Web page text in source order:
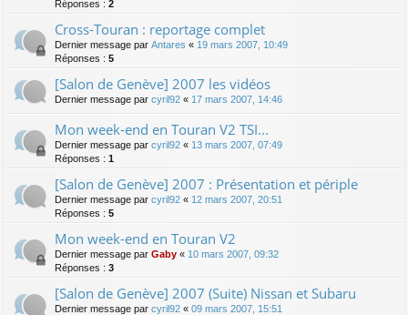
Réponses : 2
Cross-Touran : reportage complet
Dernier message par Antares « 19 mars 2007, 10:49
Réponses : 5
[Salon de Genève] 2007 les vidéos
Dernier message par cyril92 « 17 mars 2007, 14:46
Mon week-end en Touran V2 TSI...
Dernier message par cyril92 « 13 mars 2007, 07:49
Réponses : 1
[Salon de Genève] 2007 : Présentation et périple
Dernier message par cyril92 « 12 mars 2007, 20:51
Réponses : 5
Mon week-end en Touran V2
Dernier message par Gaby « 10 mars 2007, 09:32
Réponses : 3
[Salon de Genève] 2007 (Suite) Nissan et Subaru
Dernier message par cyril92 « 09 mars 2007, 15:51